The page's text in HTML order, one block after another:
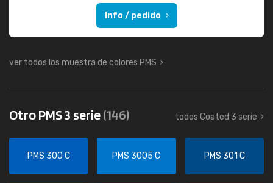
Info / pedido
ver todos los muestra de colores PMS
Otro PMS 3 serie(146) todos Coated 3 serie
PMS 300 C PMS 3005 C PMS 301 C